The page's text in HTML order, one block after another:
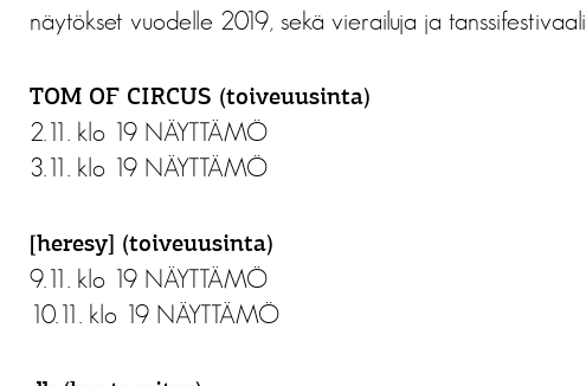
näytökset vuodelle 2019, sekä vierailuja ja tanssifestivaali.
TOM OF CIRCUS (toiveuusinta)
2.11. klo 19 NÄYTTÄMÖ
3.11. klo 19 NÄYTTÄMÖ
[heresy] (toiveuusinta)
9.11. klo 19 NÄYTTÄMÖ
10.11. klo 19 NÄYTTÄMÖ